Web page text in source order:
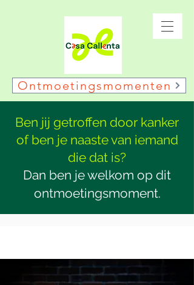
Ontmoetingsmomenten
Ben jij getroffen door kanker
of ben je naaste van iemand
die dat is?
Dan ben je welkom op dit
ontmoetingsmoment.